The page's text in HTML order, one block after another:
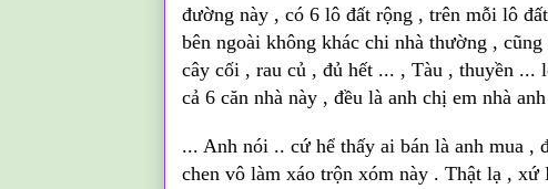
đường này , có 6 lô đất rộng , trên mỗilô
bên ngoài không khác chi nhà thường ,
cây cối , rau củ , đủhết ... , Tàu , thuyền ...
cả 6 căn nhà này , đều là anh chị em nhà
... Anh nói .. cứ hể thấy ai bán là anh mua ,
chen vô làm xáo trộn xóm này . Thật lạ , xứ